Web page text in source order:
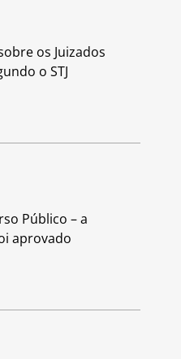
os Juizados
o STJ
Público – a
aprovado